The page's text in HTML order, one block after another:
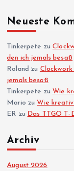
Neueste
Tinkerpete zu
den ich jemals besaß
Roland zu
jemals besaß
Tinkerpete zu Wie
Mario zu Wie kreativ
ER zu Das TTGO T-
Archiv
August 2026